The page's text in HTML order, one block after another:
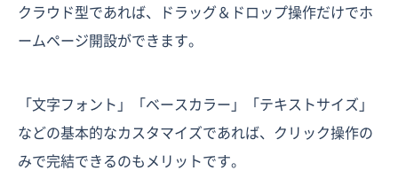
クラウド型であれば、ドラッグ＆ドロップ操作だけでホ
ームページ開設ができます。
「文字フォント」「ベースカラー」「テキストサイズ」
などの基本的なカスタマイズであれば、クリック操作の
みで完結できるのもメリットです。